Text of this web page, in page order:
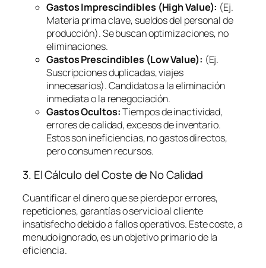
Gastos Imprescindibles (High Value): (Ej.
Materia prima clave, sueldos del personal de
producción). Se buscan optimizaciones, no
eliminaciones.
Gastos Prescindibles (Low Value): (Ej.
Suscripciones duplicadas, viajes
innecesarios). Candidatos a la eliminación
inmediata o la renegociación.
Gastos Ocultos:Tiempos de inactividad,
errores de calidad, excesos de inventario.
Estos son ineficiencias, no gastos directos,
pero consumen recursos.
3. El Cálculo del Coste de No Calidad
Cuantificar el dinero que se pierde por errores,
repeticiones, garantías o servicio al cliente
insatisfecho debido a fallos operativos. Este coste, a
menudo ignorado, es un objetivo primario de la
eficiencia.